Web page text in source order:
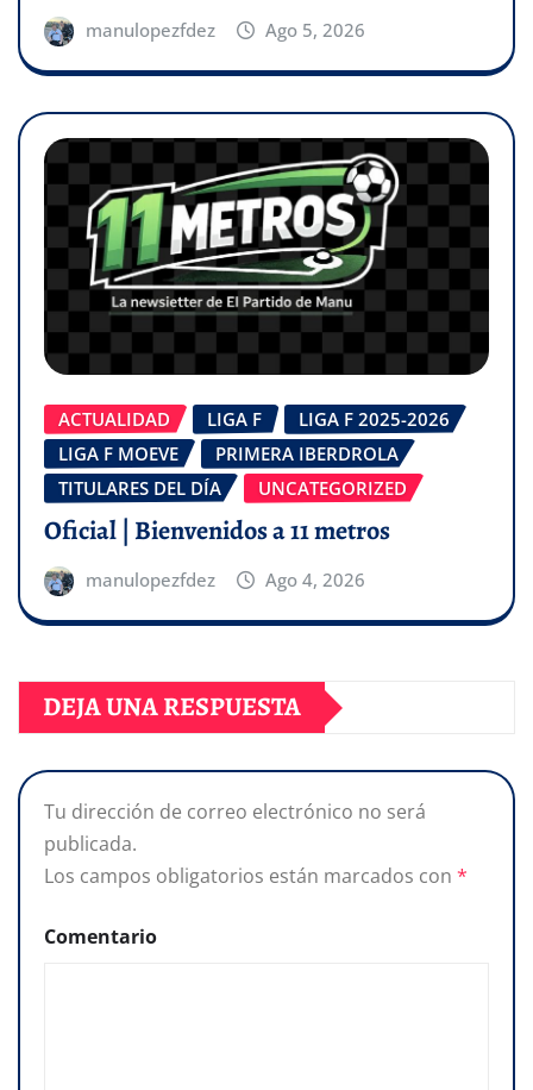
manulopezfdez Ago 5, 2026
ACTUALIDAD LIGA F
LIGA F 2025-2026
LIGA F MOEVE
PRIMERA IBERDROLA
TITULARES DEL DÍA
UNCATEGORIZED
Oficial | Bienvenidos a 11 metros
manulopezfdez Ago 4, 2026
DEJA UNA RESPUESTA
Tu dirección de correo electrónico no será
publicada.
Los campos obligatorios están marcados con *
Comentario